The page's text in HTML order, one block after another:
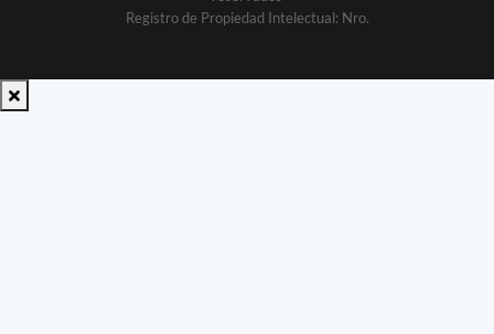
Registro de Propiedad Intelectual: Nro.